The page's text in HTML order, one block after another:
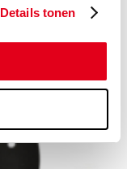
Details tonen